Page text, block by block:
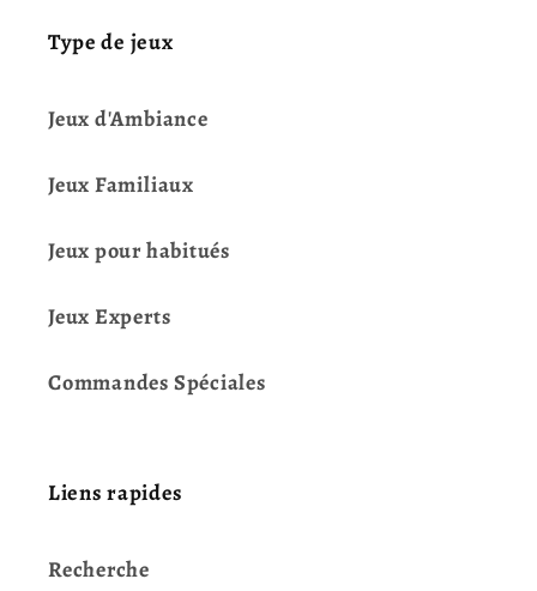
Type de jeux
Jeux d'Ambiance
Jeux Familiaux
Jeux pour habitués
Jeux Experts
Commandes Spéciales
Liens rapides
Recherche